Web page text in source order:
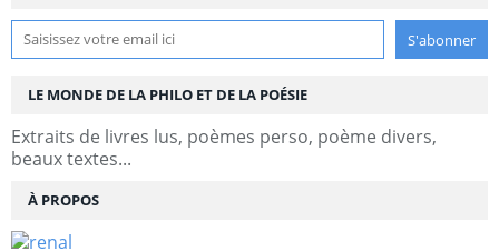
LE MONDE DE LA PHILO ET DE LA POÉSIE
Extraits de livres lus, poèmes perso, poème divers,
beaux textes...
À PROPOS